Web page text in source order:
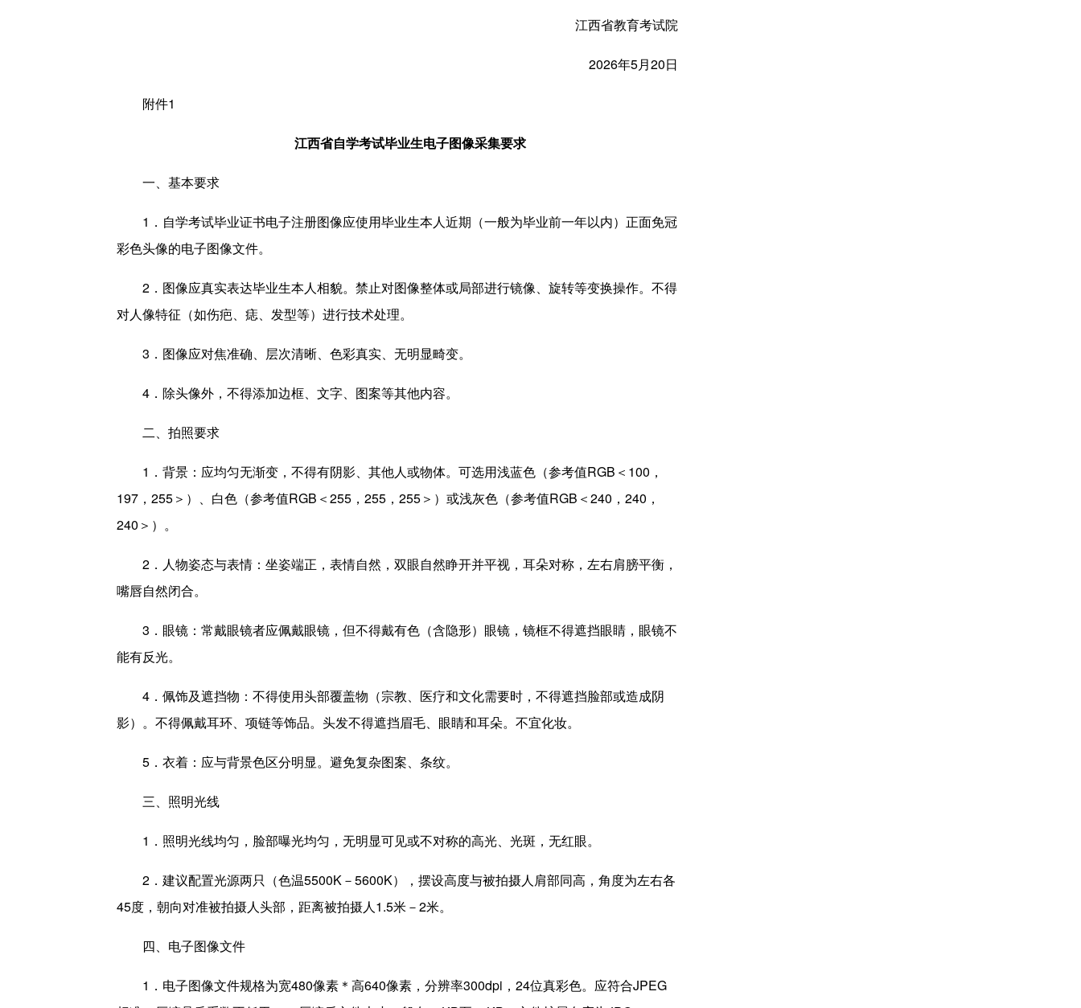
江西省教育考试院
2026年5月20日
附件1
江西省自学考试毕业生电子图像采集要求
一、基本要求
1．自学考试毕业证书电子注册图像应使用毕业生本人近期（一般为毕业前一年以内）正面免冠
彩色头像的电子图像文件。
2．图像应真实表达毕业生本人相貌。禁止对图像整体或局部进行镜像、旋转等变换操作。不得
对人像特征（如伤疤、痣、发型等）进行技术处理。
3．图像应对焦准确、层次清晰、色彩真实、无明显畸变。
4．除头像外，不得添加边框、文字、图案等其他内容。
二、拍照要求
1．背景：应均匀无渐变，不得有阴影、其他人或物体。可选用浅蓝色（参考值RGB＜100，
197，255＞）、白色（参考值RGB＜255，255，255＞）或浅灰色（参考值RGB＜240，240，
240＞）。
2．人物姿态与表情：坐姿端正，表情自然，双眼自然睁开并平视，耳朵对称，左右肩膀平衡，
嘴唇自然闭合。
3．眼镜：常戴眼镜者应佩戴眼镜，但不得戴有色（含隐形）眼镜，镜框不得遮挡眼睛，眼镜不
能有反光。
4．佩饰及遮挡物：不得使用头部覆盖物（宗教、医疗和文化需要时，不得遮挡脸部或造成阴
影）。不得佩戴耳环、项链等饰品。头发不得遮挡眉毛、眼睛和耳朵。不宜化妆。
5．衣着：应与背景色区分明显。避免复杂图案、条纹。
三、照明光线
1．照明光线均匀，脸部曝光均匀，无明显可见或不对称的高光、光斑，无红眼。
2．建议配置光源两只（色温5500K－5600K），摆设高度与被拍摄人肩部同高，角度为左右各
45度，朝向对准被拍摄人头部，距离被拍摄人1.5米－2米。
四、电子图像文件
1．电子图像文件规格为宽480像素＊高640像素，分辨率300dpi，24位真彩色。应符合JPEG